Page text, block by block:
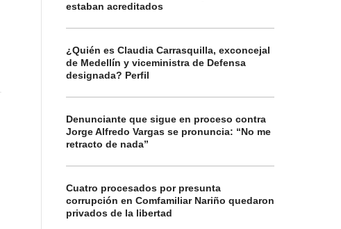
estaban acreditados
¿Quién es Claudia Carrasquilla, exconcejal
de Medellín y viceministra de Defensa
designada? Perfil
Denunciante que sigue en proceso contra
Jorge Alfredo Vargas se pronuncia: “No me
retracto de nada”
Cuatro procesados por presunta
corrupción en Comfamiliar Nariño quedaron
privados de la libertad